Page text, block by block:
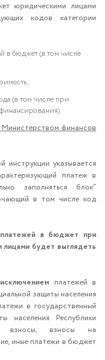
юридическими лицами
кодов категории
в бюджет (в том числе
(в том числе при
финансов
инструкции указывается
платеж в
заполняться блок”
в том числе код
в бюджет при
будет выглядеть
платежей в
защиты населения
в государственный
населения Республики
взносы, взносы на
иные платежи в бюджет